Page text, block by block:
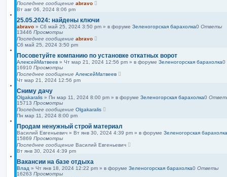
Последнее сообщение abravo
Вт авг 06, 2024 8:06 pm
25.05.2024: найдены ключи
abravo » Сб май 25, 2024 3:50 pm » в форуме Зеленогорская барахолка0 Ответы
13446 Просмотры
Последнее сообщение abravo
Сб май 25, 2024 3:50 pm
Посоветуйте компанию по установке откатных ворот
АлексейМатвеев » Чт мар 21, 2024 12:56 pm » в форуме Зеленогорская барахолка0
16910 Просмотры
Последнее сообщение АлексейМатвеев
Чт мар 21, 2024 12:56 pm
Сниму дачу
Olgakaralis » Пн мар 11, 2024 8:00 pm » в форуме Зеленогорская барахолка0
15713 Просмотры
Последнее сообщение Olgakaralis
Пн мар 11, 2024 8:00 pm
Продам ненужный строй материал
Василий Евгеньевич » Вт янв 30, 2024 4:39 pm » в форуме Зеленогорская барахолка
15869 Просмотры
Последнее сообщение Василий Евгеньевич
Вт янв 30, 2024 4:39 pm
Вакансии на базе отдыха
Влад » Чт янв 18, 2024 12:22 pm » в форуме Зеленогорская барахолка0 Ответы
16263 Просмотры